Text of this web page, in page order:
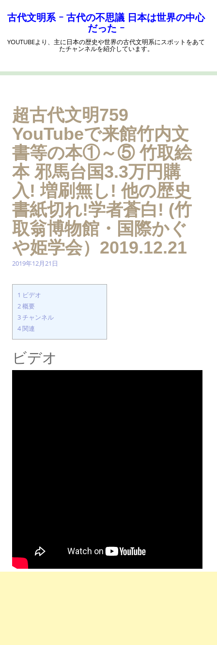
キ
古代文明系 ｰ 古代の不思議 日本は世界の中心
だった ｰ
YOUTUBEより、主に日本の歴史や世界の古代文明系にスポットをあて
たチャンネルを紹介しています。
超古代文明759
YouTubeで来館竹内文
書等の本①～⑤ 竹取絵
本 邪馬台国3.3万円購
入! 増刷無し! 他の歴史
書紙切れ!学者蒼白! (竹
取翁博物館・国際かぐ
や姫学会）2019.12.21
2019年12月21日
1 ビデオ
2概要
3チャンネル
4関連
ビデオ